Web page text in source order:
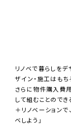
リノベで暮らしを
ザイン・施工はもち
さらに物件購入費
して組むことので
＋リノベーション
ベしよう」